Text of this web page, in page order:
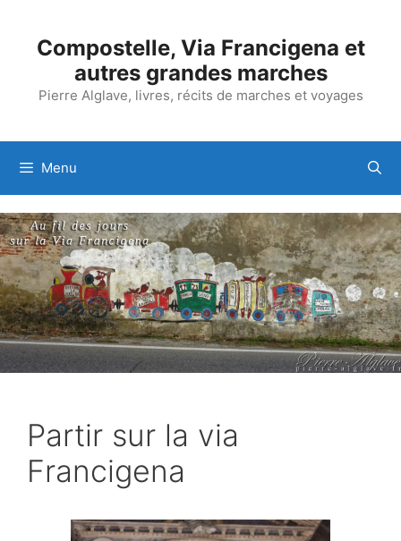
contenuCompostelle, Via Francigena et
autres grandes marches
Pierre Alglave, livres, récits de marches et voyages
Menu
Partir sur la via
Francigena